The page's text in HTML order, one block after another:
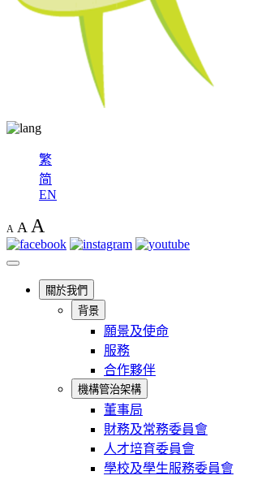
繁
简
EN
A A A
關於我們
背景
願景及使命
服務
合作夥伴
機構管治架構
董事局
財務及常務委員會
人才培育委員會
學校及學生服務委員會